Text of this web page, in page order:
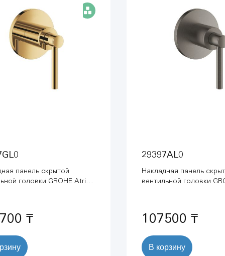
панель скрытой
головки GROHE Atrio,
₸
29397AL0
Накладная панель
вентильной головки
107500 ₸
В корзину